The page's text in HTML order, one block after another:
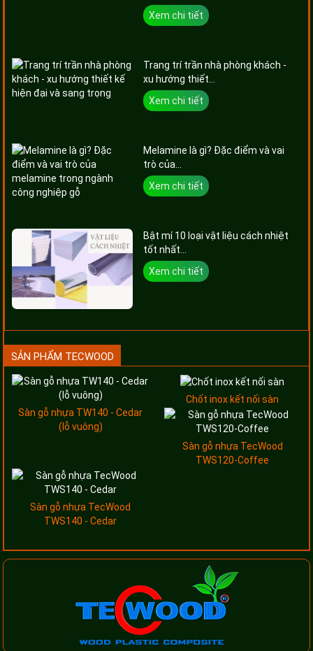
Xem chi tiết
Trang trí trần nhà phòng khách -
xu hướng thiết...
Xem chi tiết
Melamine là gì? Đặc điểm và vai
trò của...
Xem chi tiết
Bật mí 10 loại vật liệu cách nhiệt
tốt nhất...
Xem chi tiết
SẢN PHẨM TECWOOD
Sàn gỗ nhựa TW140 - Cedar
(lỗ vuông)
Chốt inox kết nối sàn
Sàn gỗ nhựa TecWood
TWS120-Coffee
Sàn gỗ nhựa TecWood
TWS140 - Cedar